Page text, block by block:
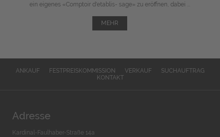
ein eigenes «Comptoir d'etablis- sage» zu eröffnen, dabei ...
MEHR
ANKAUF FESTPREISKOMMISSION VERKAUF
SUCHAUFTRAG
KONTAKT
Adresse
Kardinal-Faulhaber-Straße 14a